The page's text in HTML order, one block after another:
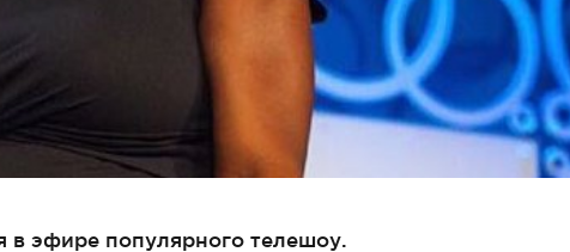
в эфире популярного телешоу.